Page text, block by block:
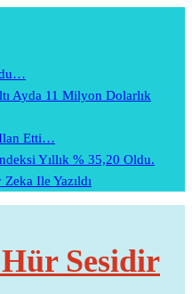
Ayda 11 Milyon Dolarlık
Etti…
Yıllık % 35,20 Oldu.
Ile Yazıldı
Sesidir